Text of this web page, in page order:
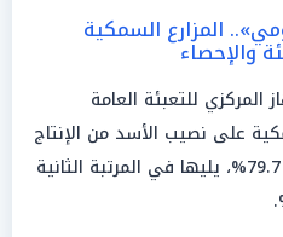
المزارع السمكية
والإحصاء
للتعبئة العامة
على نصيب الأسد من الإنتاج
السمكي في مصر بنسبة بلغت 79.7%، يليها في المرتبة الثانية